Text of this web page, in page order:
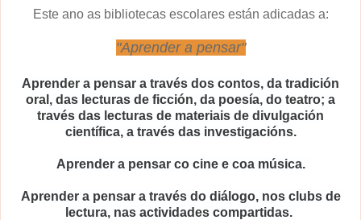
Este ano as bibliotecas escolares están adicadas a:
"Aprender a pensar"
Aprender a pensar a través dos contos, da tradición
oral, das lecturas de ficción, da poesía, do teatro; a
través das lecturas de materiais de divulgación
científica, a través das investigacións.
Aprender a pensar co cine e coa música.
Aprender a pensar a través do diálogo, nos clubs de
lectura, nas actividades compartidas.